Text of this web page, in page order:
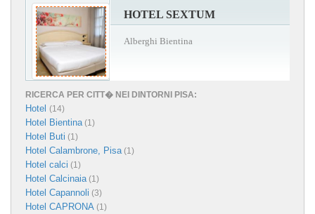
HOTEL SEXTUM
Alberghi Bientina
RICERCA PER CITT� NEI DINTORNI PISA:
Hotel (14)
Hotel Bientina(1)
Hotel Buti (1)
Hotel Calambrone, Pisa(1)
Hotel calci (1)
Hotel Calcinaia(1)
Hotel Capannoli (3)
Hotel CAPRONA (1)